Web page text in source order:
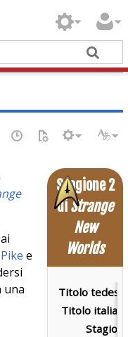
Stagione 2
di Strange
New
Worlds
Titolo
Titolo
Pike e
una